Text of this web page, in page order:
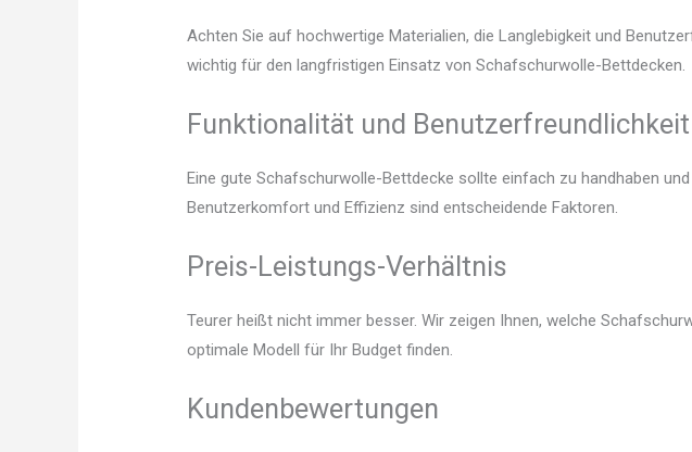
Achten Sie auf hochwertige Materialien, die Langlebigkeit und
wichtig für den langfristigen Einsatz von Schafschurwolle-Bettdecken.
Funktionalität und Benutzerfreundlichkeit
Eine gute Schafschurwolle-Bettdecke sollte einfach zu handhaben
Benutzerkomfort und Effizienz sind entscheidende Faktoren.
Preis-Leistungs-Verhältnis
Teurer heißt nicht immer besser. Wir zeigen Ihnen, welche
optimale Modell für Ihr Budget finden.
Kundenbewertungen